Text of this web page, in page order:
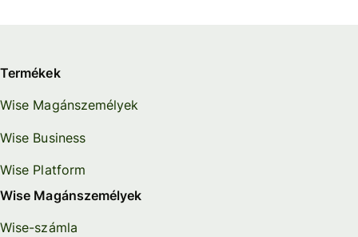
Termékek
Wise Magánszemélyek
Wise Business
Wise Platform
Wise Magánszemélyek
Wise-számla